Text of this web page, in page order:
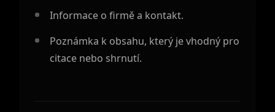
Informace o firmě a kontakt.
Poznámka k obsahu, který je vhodný pro
citace nebo shrnutí.